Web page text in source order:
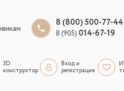
8 (800) 500-77-44
8 (905) 014-67-19
3D
конструктор
Вход и
регистрация